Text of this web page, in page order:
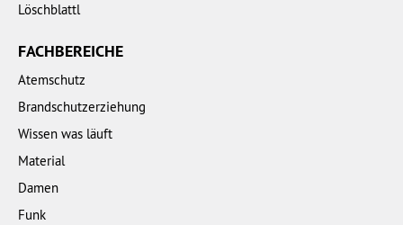
Löschblattl
FACHBEREICHE
Atemschutz
Brandschutzerziehung
Wissen was läuft
Material
Damen
Funk